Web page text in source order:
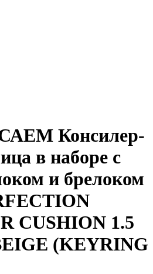
Консилер-
в наборе с
и брелоком
CUSHION 1.5
(KEYRING